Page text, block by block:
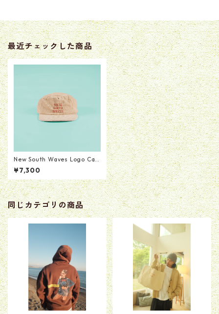
最近チェックした商品
New South Waves Logo Cap
[Cream]
¥7,300
同じカテゴリの商品